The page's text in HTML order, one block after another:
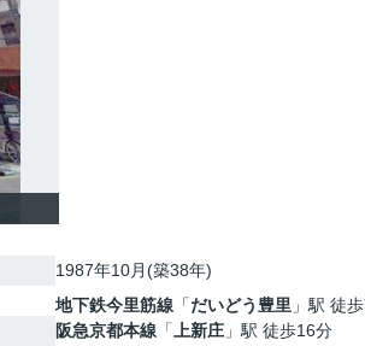
1987年10月(築38年)
地下鉄今里筋線 「だいどう豊里 」駅 徒
阪急京都本線 「 上新庄 」駅 徒歩16分